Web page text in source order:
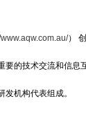
）
的技术交流和信
机构代表组成。